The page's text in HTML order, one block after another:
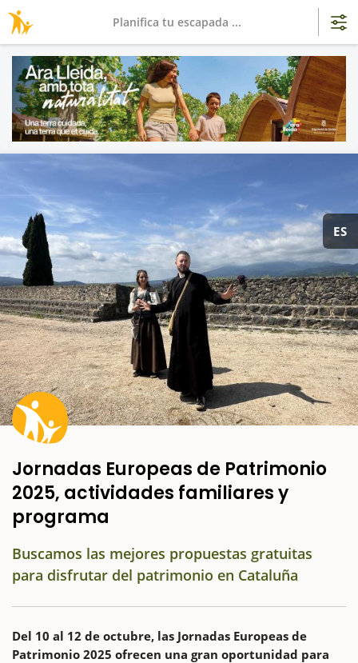
ES
Jornadas Europeas de Patrimonio
2025, actividades familiares y
programa
Buscamos las mejores propuestas gratuitas
para disfrutar del patrimonio en Cataluña
Del 10 al 12 de octubre, las Jornadas Europeas de
Patrimonio 2025 ofrecen una gran oportunidad para
Planifica tu escapada ...